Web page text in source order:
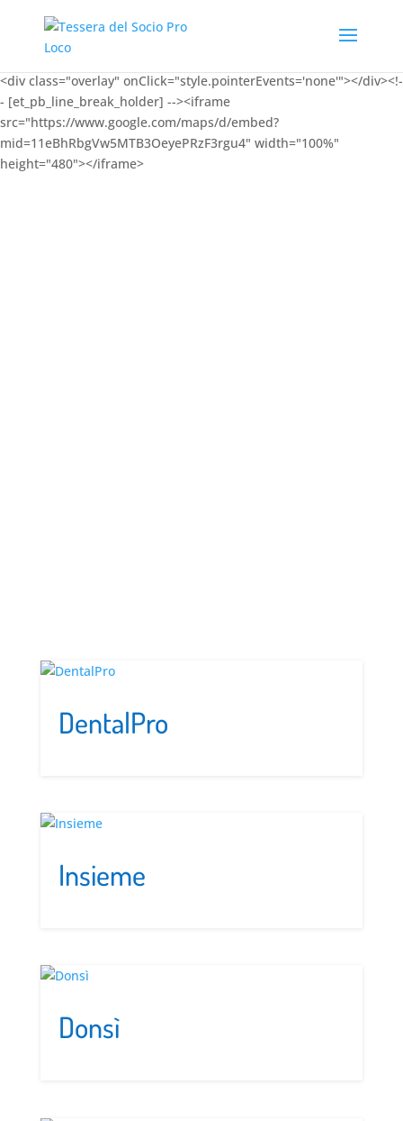
<div class="overlay" onClick="style.pointerEvents='none'"></div><!-
- [et_pb_line_break_holder] --><iframe
src="https://www.google.com/maps/d/embed?
mid=11eBhRbgVw5MTB3OeyePRzF3rgu4" width="100%"
height="480"></iframe>
DentalPro
Insieme
Donsì